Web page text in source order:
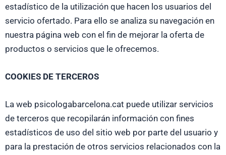
estadístico de la utilización que hacen los usuarios del
servicio ofertado. Para ello se analiza su navegación en
nuestra página web con el fin de mejorar la oferta de
productos o servicios que le ofrecemos.
COOKIES DE TERCEROS
La web psicologabarcelona.cat puede utilizar servicios
de terceros que recopilarán información con fines
estadísticos de uso del sitio web por parte del usuario y
para la prestación de otros servicios relacionados con la